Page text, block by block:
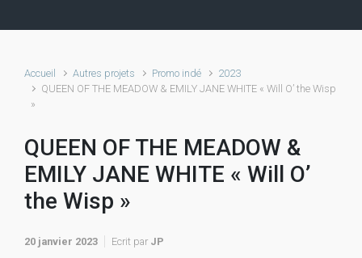
Accueil Autres projets Promo indé
2023
QUEEN OF THE MEADOW & EMILY JANE WHITE « Will O’ the Wisp
»
QUEEN OF THE MEADOW &
EMILY JANE WHITE « Will O’
the Wisp »
20 janvier 2023 Ecrit par JP